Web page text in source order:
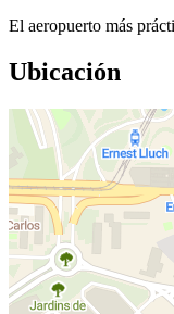
El aeropuerto más
Ubicación